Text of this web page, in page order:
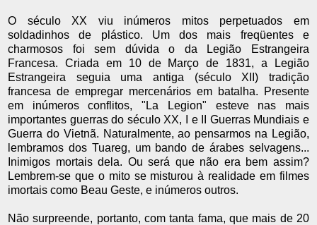
O século XX viu inúmeros mitos perpetuados em
soldadinhos de plástico. Um dos mais freqüentes e
charmosos foi sem dúvida o da Legião Estrangeira
Francesa. Criada em 10 de Março de 1831, a Legião
Estrangeira seguia uma antiga (século XII) tradição
francesa de empregar mercenários em batalha. Presente
em inúmeros conflitos, "La Legion" esteve nas mais
importantes guerras do século XX, I e II Guerras Mundiais e
Guerra do Vietnã. Naturalmente, ao pensarmos na Legião,
lembramos dos Tuareg, um bando de árabes selvagens...
Inimigos mortais dela. Ou será que não era bem assim?
Lembrem-se que o mito se misturou à realidade em filmes
imortais como Beau Geste, e inúmeros outros.
Não surpreende, portanto, com tanta fama, que mais de 20